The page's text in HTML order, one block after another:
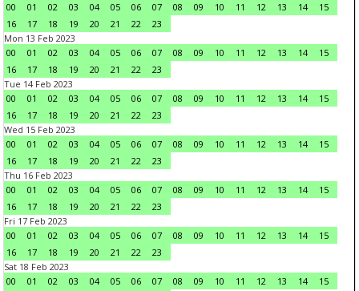
00
01 02 03 04 05 06 07 08 09 10 11 12 13 14
15
16
17 18 19 20 21 22
23
Mon 13 Feb 2023
00
01 02 03 04 05 06 07 08 09 10 11 12 13 14
15
16
17 18 19 20 21 22
23
Tue 14 Feb 2023
00
01 02 03 04 05 06 07 08 09 10 11 12 13 14
15
16
17 18 19 20 21 22
23
Wed 15 Feb 2023
00
01 02 03 04 05 06 07 08 09 10 11 12 13 14
15
16
17 18 19 20 21 22
23
Thu 16 Feb 2023
00
01 02 03 04 05 06 07 08 09 10 11 12 13 14
15
16
17 18 19 20 21 22
23
Fri 17 Feb 2023
00
01 02 03 04 05 06 07 08 09 10 11 12 13 14
15
16
17 18 19 20 21 22
23
Sat 18 Feb 2023
00
01 02 03 04 05 06 07 08 09 10 11 12 13 14
15